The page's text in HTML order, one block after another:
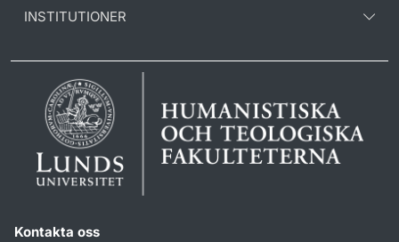
INSTITUTIONER
Kontakta oss